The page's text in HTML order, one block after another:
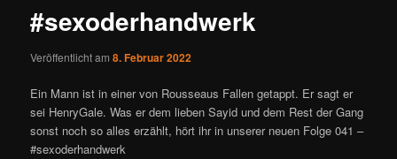
#sexoderhandwerk
Veröffentlicht am8. Februar 2022
Ein Mann ist in einer von Rousseaus Fallen getappt. Er sagt er
sei HenryGale. Was er dem lieben Sayid und dem Rest der Gang
sonst noch so alles erzählt, hört ihr in unserer neuen Folge 041 –
#sexoderhandwerk